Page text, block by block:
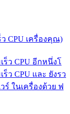
CPU เครื่องคุณ)
ว CPU อีกหนึ่งโ
ว CPU และ ยังรว
ในเครื่องด้วย ฟ